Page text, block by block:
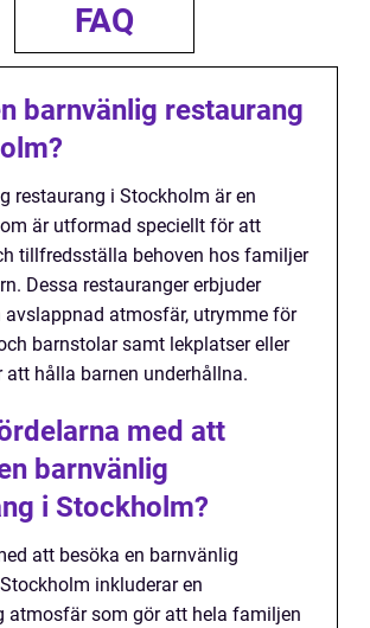
FAQ
barnvänlig restaurang
restaurang i Stockholm är en
är utformad speciellt för att
tillfredsställa behoven hos familjer
Dessa restauranger erbjuder
avslappnad atmosfär, utrymme för
barnstolar samt lekplatser eller
att hålla barnen underhållna.
med att
barnvänlig
i Stockholm?
att besöka en barnvänlig
inkluderar en
atmosfär som gör att hela familjen